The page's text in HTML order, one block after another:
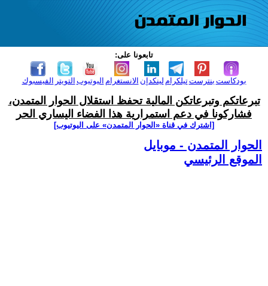
تابعونا على:
الفيسبوك التويتر اليوتيوب الانستغرام لينكدإن تيلكرامبنترست بودكاست
تبرعاتكم وتبرعاتكن المالية تحفظ استقلال الحوار المتمدن،
فشاركونا في دعم استمرارية هذا الفضاء اليساري الحر
[اشترك في قناة ‫«الحوار المتمدن» على اليوتيوب]
الحوار المتمدن - موبايل
الموقع الرئيسي